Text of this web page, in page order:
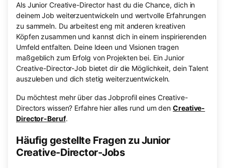
Als Junior Creative-Director hast du die Chance, dich in
deinem Job weiterzuentwickeln und wertvolle Erfahrungen
zu sammeln. Du arbeitest eng mit anderen kreativen
Köpfen zusammen und kannst dich in einem inspirierenden
Umfeld entfalten. Deine Ideen und Visionen tragen
maßgeblich zum Erfolg von Projekten bei. Ein Junior
Creative-Director-Job bietet dir die Möglichkeit, dein Talent
auszuleben und dich stetig weiterzuentwickeln.
Du möchtest mehr über das Jobprofil eines Creative-
Directors wissen? Erfahre hier alles rund um denCreative-
Director-Beruf.
Häufig gestellte Fragen zu Junior
Creative-Director-Jobs